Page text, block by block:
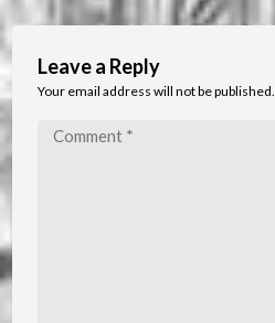
Leave a Reply
Your email address will not be published.
Comment